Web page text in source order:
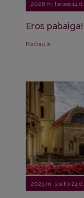
2026 m. liepos 14 d.
Eros pabaiga!
Plačiau
2025 m. spalio 24 d.